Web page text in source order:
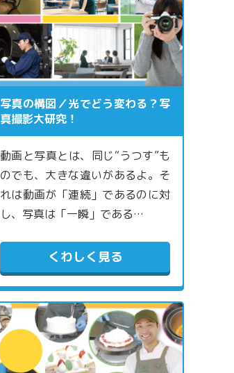
写真の構図／光でどう変わる？写
真撮影大研究！
動画と写真とは、同じ“うつす”も
のでも、大きな違いがあるよ。そ
れは動画が「連続」であるのに対
し、写真は「一瞬」である…
くわしく見る